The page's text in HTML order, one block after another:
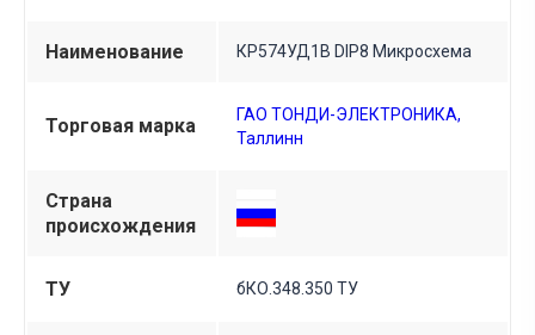
Наименование КР574УД1В DIP8 Микросхема
Торговая марка
ГАО ТОНДИ-ЭЛЕКТРОНИКА,
Таллинн
Страна
происхождения
ТУ бКО.348.350 ТУ